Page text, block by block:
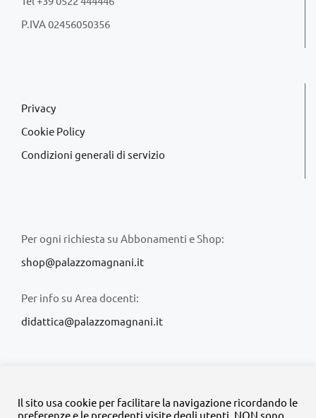
P.IVA 02456050356
Privacy
Cookie Policy
Condizioni generali di servizio
Per ogni richiesta su Abbonamenti e Shop:
shop@palazzomagnani.it
Per info su Area docenti:
didattica@palazzomagnani.it
Il sito usa cookie per facilitare la navigazione ricordando le
preferenze e le precedenti visite degli utenti. NON sono